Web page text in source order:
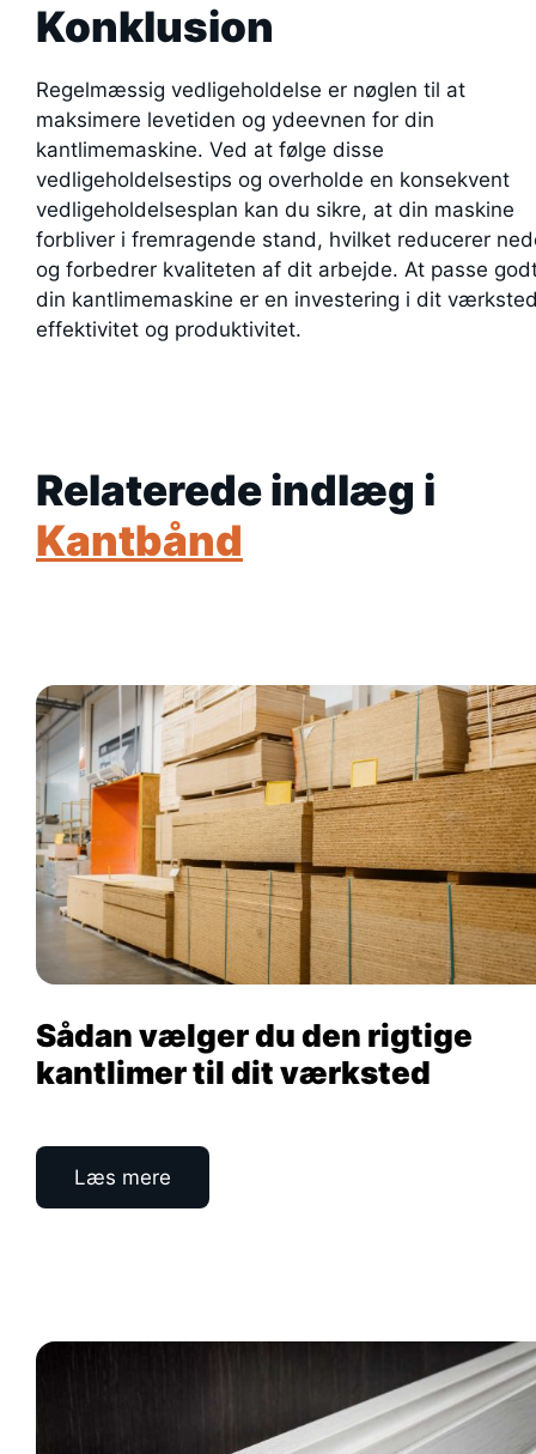
Konklusion
Regelmæssig vedligeholdelse er nøglen til at
maksimere levetiden og ydeevnen for din
kantlimemaskine. Ved at følge disse
vedligeholdelsestips og overholde en konsekvent
vedligeholdelsesplan kan du sikre, at din maskine
forbliver i fremragende stand, hvilket reducerer
og forbedrer kvaliteten af dit arbejde. At passe
din kantlimemaskine er en investering i dit
effektivitet og produktivitet.
Relaterede indlæg i
Kantbånd
Sådan vælger du den rigtige
kantlimer til dit værksted
Læs mere